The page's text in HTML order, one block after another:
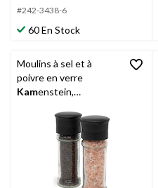
#242-3438-6
60 En Stock
Moulins à sel et à
poivre en verre
Kamenstein,